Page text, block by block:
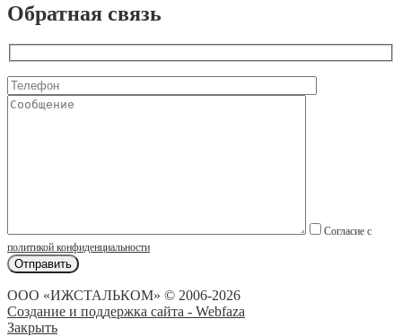
Обратная связь
Согласие с
политикой конфиденциальности
ООО «ИЖСТАЛЬКОМ» © 2006-2026
Создание и поддержка сайта - Webfaza
Закрыть